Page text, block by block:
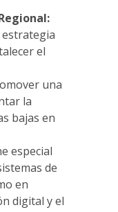
el
una
la
bajas en
especial
de
en
digital y el